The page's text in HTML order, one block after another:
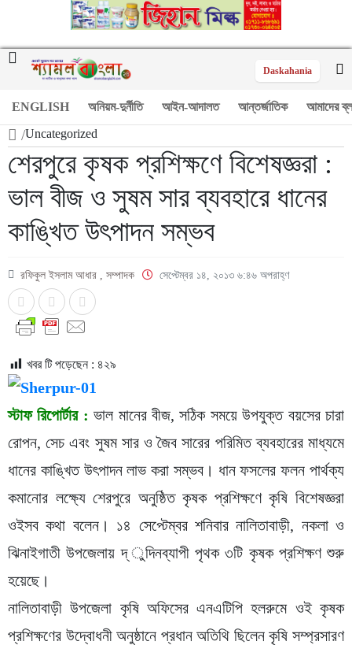
Daskahania
ENGLISH অনিয়ম-দুর্নীতি আইন-আদালত আন্তর্জাতিক আমাদের
/Uncategorized
শেরপুরে কৃষক প্রশিক্ষণে বিশেষজ্ঞরা :
ভাল বীজ ও সুষম সার ব্যবহারে ধানের
কাঙ্খিত উৎপাদন সম্ভব
রফিকুল ইসলাম আধার , সম্পাদক সেপ্টেম্বর ১৪, ২০১৩ ৬:৪৬ অপরাহ্ণ
খবর টি পড়েছেন : ৪২৯
স্টাফ রিপোর্টার : ভাল মানের বীজ, সঠিক সময়ে উপযুক্ত বয়সের চারা
রোপন, সেচ এবং সুষম সার ও জৈব সারের পরিমিত ব্যবহারের মাধ্যমে
ধানের কাঙ্খিত উৎপাদন লাভ করা সম্ভব। ধান ফসলের ফলন পার্থক্য
কমানোর লক্ষ্যে শেরপুরে অনুষ্ঠিত কৃষক প্রশিক্ষণে কৃষি বিশেষজ্ঞরা
ওইসব কথা বলেন। ১৪ সেপ্টেম্বর শনিবার নালিতাবাড়ী, নকলা ও
ঝিনাইগাতী উপজেলায় দ্ ুদিনব্যাপী পৃথক ৩টি কৃষক প্রশিক্ষণ শুরু
হয়েছে।
নালিতাবাড়ী উপজেলা কৃষি অফিসের এনএটিপি হলরুমে ওই কৃষক
প্রশিক্ষণের উদ্বোধনী অনুষ্ঠানে প্রধান অতিথি ছিলেন কৃষি সম্প্রসারণ